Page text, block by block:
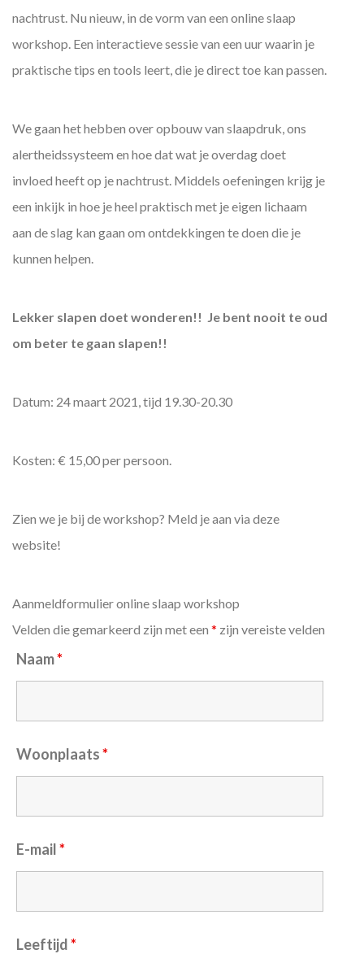
nachtrust. Nu nieuw, in de vorm van een online slaap
workshop. Een interactieve sessie van een uur waarin je
praktische tips en tools leert, die je direct toe kan passen.
We gaan het hebben over opbouw van slaapdruk, ons
alertheidssysteem en hoe dat wat je overdag doet
invloed heeft op je nachtrust. Middels oefeningen krijg je
een inkijk in hoe je heel praktisch met je eigen lichaam
aan de slag kan gaan om ontdekkingen te doen die je
kunnen helpen.
Lekker slapen doet wonderen!! Je bent nooit te oud
om beter te gaan slapen!!
Datum: 24 maart 2021, tijd 19.30-20.30
Kosten: € 15,00 per persoon.
Zien we je bij de workshop? Meld je aan via deze
website!
Aanmeldformulier online slaap workshop
Velden die gemarkeerd zijn met een * zijn vereiste velden
Naam*
Woonplaats*
E-mail*
Leeftijd*